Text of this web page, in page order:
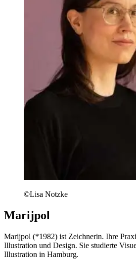
©Lisa Notzke
Marijpol
Marijpol (*1982) ist Zeichnerin. Ihre
Illustration und Design. Sie studierte
Illustration in Hamburg.